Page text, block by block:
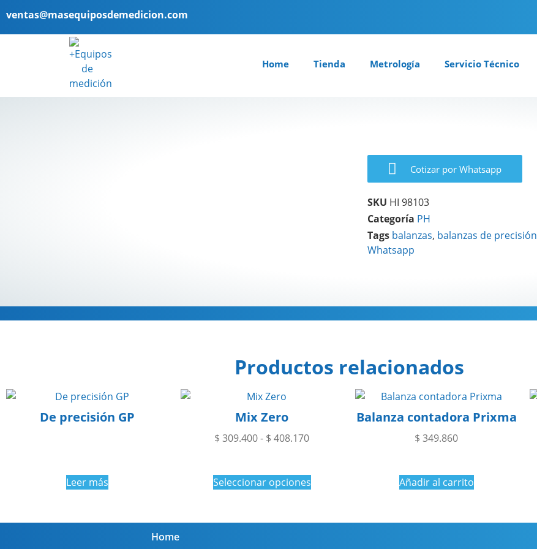
ventas@masequiposdemedicion.com
Home Tienda Metrología Servicio Técnico
Cotizar por Whatsapp
SKU HI 98103
Categoría PH
Tags balanzas, balanzas de precisión
Whatsapp
Descripción
Productos relacionados
De precisión GP
Leer más
Mix Zero
$ 309.400- $ 408.170
Seleccionar opciones
Balanza contadora Prixma
$ 349.860
Añadir al carrito
Home